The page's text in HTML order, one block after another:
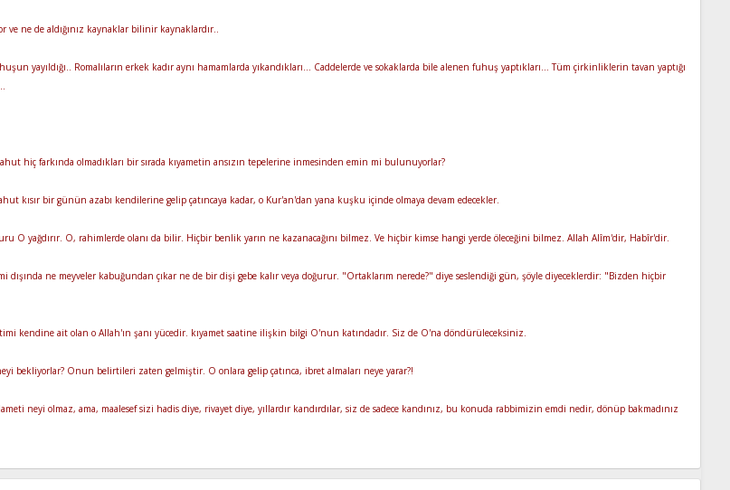
ne de aldığınız kaynaklar bilinir kaynaklardır..
yayıldığı.. Romalıların erkek kadır aynı hamamlarda yıkandıkları... Caddelerde ve sokaklarda bile alenen fuhuş yaptıkları... Tüm çirkinliklerin tavan yaptığı
hiç farkında olmadıkları bir sırada kıyametin ansızın tepelerine inmesinden emin mi bulunuyorlar?
kısır bir günün azabı kendilerine gelip çatıncaya kadar, o Kur'an'dan yana kuşku içinde olmaya devam edecekler.
O yağdırır. O, rahimlerde olanı da bilir. Hiçbir benlik yarın ne kazanacağını bilmez. Ve hiçbir kimse hangi yerde öleceğini bilmez. Allah Alîm'dir, Habîr'dir.
ne meyveler kabuğundan çıkar ne de bir dişi gebe kalır veya doğurur. "Ortaklarım nerede?" diye seslendiği gün, şöyle diyeceklerdir: "Bizden hiçbir
kendine ait olan o Allah'ın şanı yücedir. kıyamet saatine ilişkin bilgi O'nun katındadır. Siz de O'na döndürüleceksiniz.
bekliyorlar? Onun belirtileri zaten gelmiştir. O onlara gelip çatınca, ibret almaları neye yarar?!
neyi olmaz, ama, maalesef sizi hadis diye, rivayet diye, yıllardır kandırdılar, siz de sadece kandınız, bu konuda rabbimizin emdi nedir, dönüp bakmadınız